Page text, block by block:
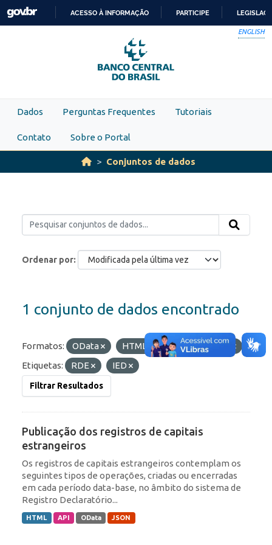
Skip to main content
PARA
O
CONTEÚDO
ACESSO À INFORMAÇÃO PARTICIPE
ENGLISH
Dados Perguntas Frequentes Tutoriais
Contato Sobre o Portal
Conjuntos de dados
Ordenar por
1 conjunto de dados encontrado
Formatos: OData HTML JSON
API
Etiquetas:
RDE IED
Filtrar Resultados
Publicação dos registros de capitais
estrangeiros
Os registros de capitais estrangeiros contemplam os
seguintes tipos de operações, criadas ou encerradas
em cada período data-base, no âmbito do sistema de
Registro Declaratório...
HTML API OData JSON